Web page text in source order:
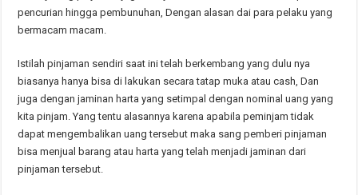
pencurian hingga pembunuhan, Dengan alasan dai para pelaku yang
bermacam macam.
Istilah pinjaman sendiri saat ini telah berkembang yang dulu nya
biasanya hanya bisa di lakukan secara tatap muka atau cash, Dan
juga dengan jaminan harta yang setimpal dengan nominal uang yang
kita pinjam. Yang tentu alasannya karena apabila peminjam tidak
dapat mengembalikan uang tersebut maka sang pemberi pinjaman
bisa menjual barang atau harta yang telah menjadi jaminan dari
pinjaman tersebut.